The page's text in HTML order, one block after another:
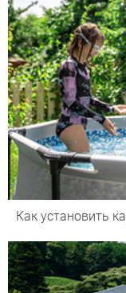
Как установить